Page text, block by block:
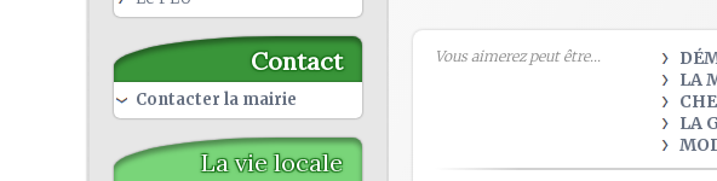
Contact
Contacter la mairie
La vie locale
Vous aimerez peut être...
LA
LA